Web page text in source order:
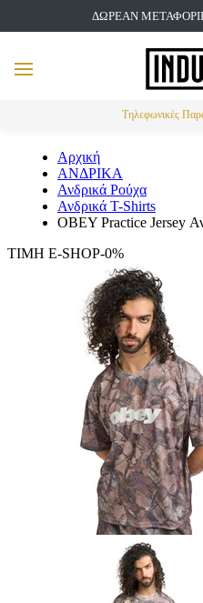
ΔΩΡΕΑΝ ΜΕΤΑΦΟΡΙΚΑ
Τηλεφωνικές
MENU
Αρχική
ΑΝΔΡΙΚΑ
Ανδρικά Ρούχα
Ανδρικά T-Shirts
OBEY Practice Jersey
ΤΙΜΗ E-SHOP-0%